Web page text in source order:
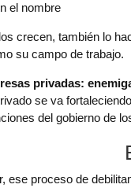
el nombre
crecen, también lo
su campo de trabajo.
privadas:
se va
del gobierno de
ese proceso de